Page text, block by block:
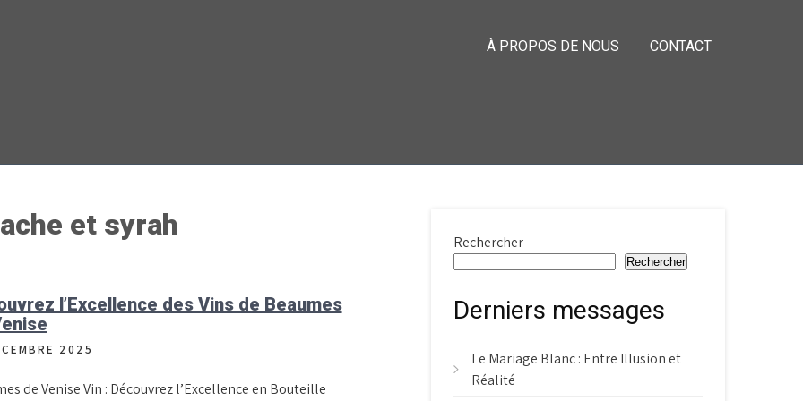
À PROPOS DE NOUS CONTACT
et syrah
l’Excellence des Vins de Beaumes
2025
de Venise Vin : Découvrez l’Excellence en Bouteille
Rechercher
Rechercher
Derniers messages
Le Mariage Blanc : Entre Illusion et
Réalité